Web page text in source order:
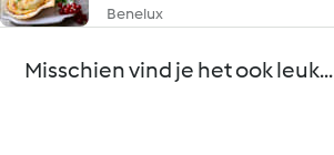
Benelux
Misschien vind je het ook leuk...